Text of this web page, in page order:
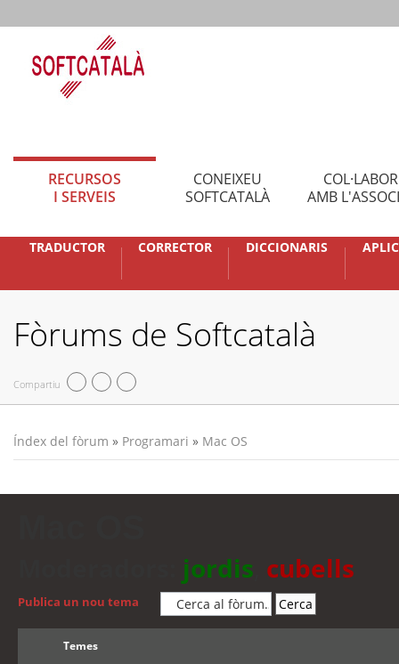
RECURSOS
I SERVEIS
CONEIXEU
SOFTCATALÀ
AMB
TRADUCTOR CORRECTOR DICCIONARIS
Fòrums de Softcatalà
Compartiu
Índex del fòrum » Programari » Mac OS
jordis cubells
Publica un nou tema
Temes